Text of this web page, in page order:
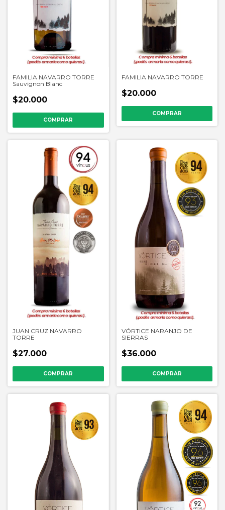
FAMILIA NAVARRO TORRE
Sauvignon Blanc
$20.000
FAMILIA NAVARRO TORRE
$20.000
JUAN CRUZ NAVARRO
TORRE
$27.000
VÓRTICE NARANJO DE
SIERRAS
$36.000